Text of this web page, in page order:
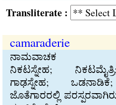
:
camaraderie
ನಾಮವಾಚಕ
ನಿಕಟಸ್ನೇಹ;
ಗಾಢಸ್ನೇಹ;
ಜೊತೆಗಾರರಲ್ಲಿ